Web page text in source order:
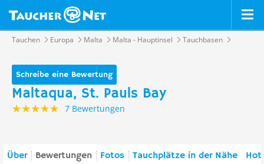
Tauchen Europa Malta Malta - Hauptinsel Tauchbasen
Schreibe eine Bewertung
Maltaqua, St. Pauls Bay
7 Bewertungen
Über Bewertungen Fotos Tauchplätze in der Nähe